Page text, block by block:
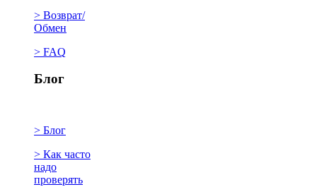
> Возврат/
Обмен
> FAQ
Блог
> Блог
> Как часто
надо
проверять